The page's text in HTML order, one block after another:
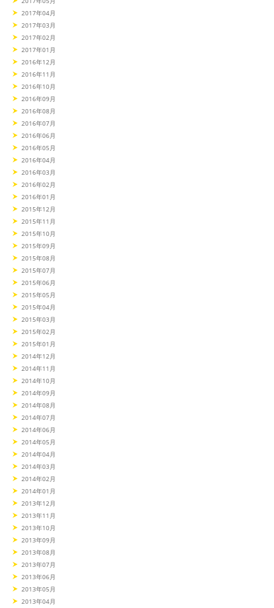
2017年04月
2017年03月
2017年02月
2017年01月
2016年12月
2016年11月
2016年10月
2016年09月
2016年08月
2016年07月
2016年06月
2016年05月
2016年04月
2016年03月
2016年02月
2016年01月
2015年12月
2015年11月
2015年10月
2015年09月
2015年08月
2015年07月
2015年06月
2015年05月
2015年04月
2015年03月
2015年02月
2015年01月
2014年12月
2014年11月
2014年10月
2014年09月
2014年08月
2014年07月
2014年06月
2014年05月
2014年04月
2014年03月
2014年02月
2014年01月
2013年12月
2013年11月
2013年10月
2013年09月
2013年08月
2013年07月
2013年06月
2013年05月
2013年04月